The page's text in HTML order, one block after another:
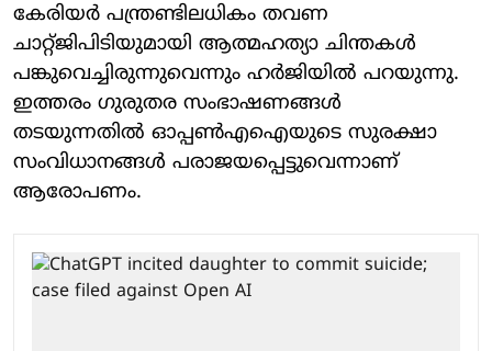
കേരിയര്‍ പന്ത്രണ്ടിലധികം തവണ
ചാറ്റ്ജിപിടിയുമായി ആത്മഹത്യാ ചിന്തകള്‍
പങ്കുവെച്ചിരുന്നുവെന്നും ഹര്‍ജിയില്‍ പറയുന്നു.
ഇത്തരം ഗുരുതര സംഭാഷണങ്ങള്‍
തടയുന്നതില്‍ ഓപ്പണ്‍എഐയുടെ സുരക്ഷാ
സംവിധാനങ്ങള്‍ പരാജയപ്പെട്ടുവെന്നാണ്
ആരോപണം.